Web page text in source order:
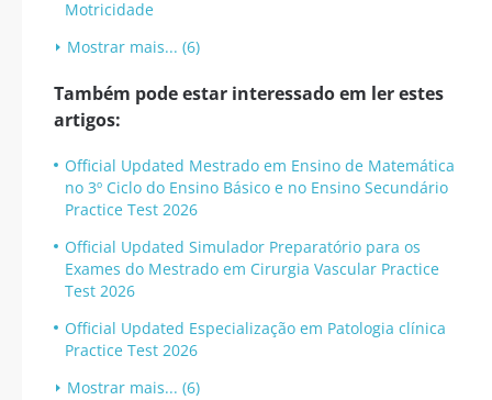
Motricidade
Mostrar mais... (6)
Também pode estar interessado em ler estes
artigos:
Official Updated Mestrado em Ensino de Matemática
no 3º Ciclo do Ensino Básico e no Ensino Secundário
Practice Test 2026
Official Updated Simulador Preparatório para os
Exames do Mestrado em Cirurgia Vascular Practice
Test 2026
Official Updated Especialização em Patologia clínica
Practice Test 2026
Mostrar mais... (6)